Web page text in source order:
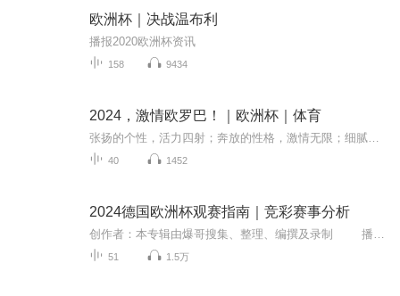
欧洲杯｜决战温布利
播报2020欧洲杯资讯
158 9434
2024，激情欧罗巴！｜欧洲杯｜体育
40 1452
2024德国欧洲杯观赛指南｜竞彩赛事分析
51 1.5万